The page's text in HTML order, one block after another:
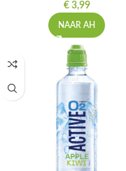
€3,99
NAAR AH